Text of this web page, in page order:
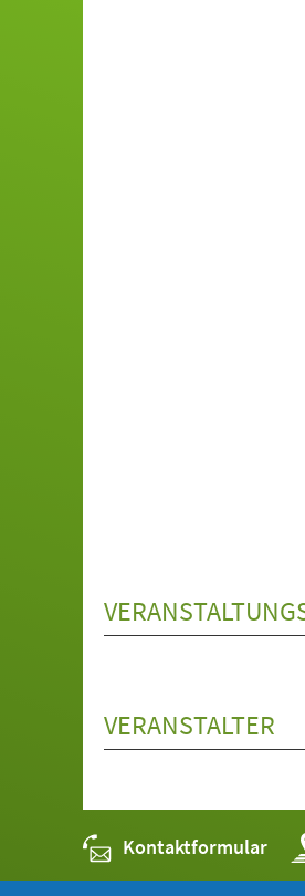
VERANSTALTER
Kontaktformular